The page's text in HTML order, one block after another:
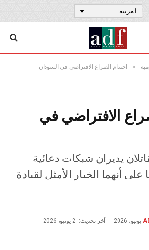
العربية
» احتدام الصراع الافتراضي في السودان
الافتراضي في
يديران شبكات دعائية
أنهما الخيار الأمثل لقيادة
آخر تحديث:
2 يونيو، 2026